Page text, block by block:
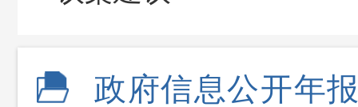
政府信息公开年